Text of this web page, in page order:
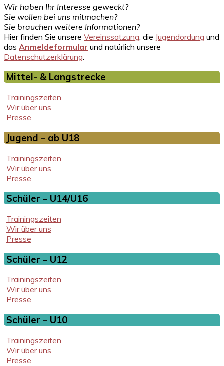
Wir haben Ihr Interesse geweckt?
Sie wollen bei uns mitmachen?
Sie brauchen weitere Informationen?
Hier finden Sie unsere Vereinssatzung , die Jugendordung und
das Anmeldeformular und natürlich unsere
Datenschutzerklärung
Mittel- & Langstrecke
Trainingszeiten
Wir über uns
Presse
Jugend – ab U18
Trainingszeiten
Wir über uns
Presse
Schüler – U14/U16
Trainingszeiten
Wir über uns
Presse
Schüler – U12
Trainingszeiten
Wir über uns
Presse
Schüler – U10
Trainingszeiten
Wir über uns
Presse